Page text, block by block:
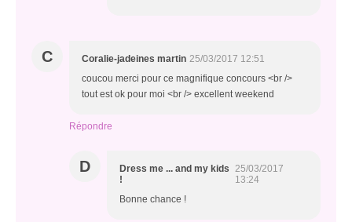
C Coralie-jadeines martin 25/03/2017 12:51
coucou merci pour ce magnifique concours <br />
tout est ok pour moi <br /> excellent weekend
Répondre
D
Dress me ... and my kids
!
25/03/2017
13:24
Bonne chance !